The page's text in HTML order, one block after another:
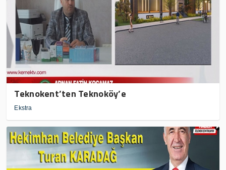
Teknokent’ten Teknoköy’e
Ekstra